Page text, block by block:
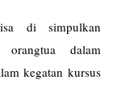
di simpulkan
orangtua dalam
kegatan kursus